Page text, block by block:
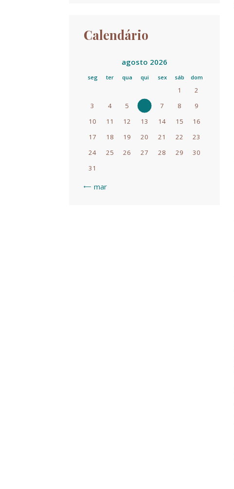
Calendário
agosto 2026
seg ter qua qui sex sáb dom
1
2
3
4 5 7 8
9
10
11 12 13 14 15
16
17
18 19 20 21 22
23
24
25 26 27 28 29
30
31
« mar